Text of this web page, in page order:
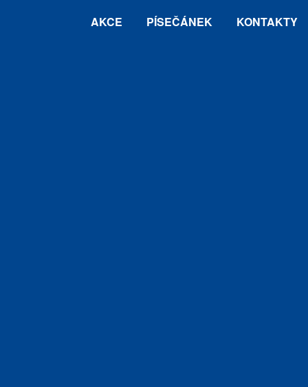
AKCE PÍSEČÁNEK KONTAKTY